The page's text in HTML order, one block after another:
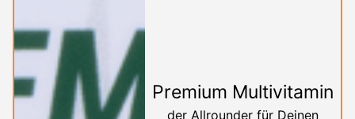
Premium Multivitamin
der Allrounder für Deinen